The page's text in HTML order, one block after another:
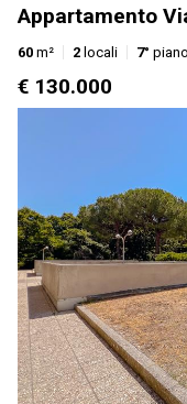
Appartamento
60 m² 2 locali 7° piano
€ 130.000